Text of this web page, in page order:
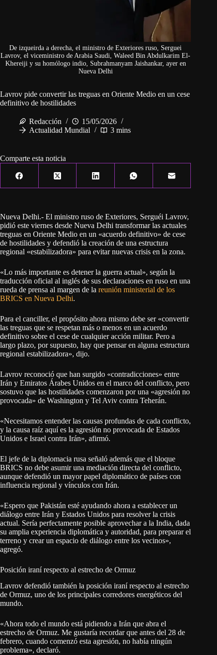
De izqueirda a derecha, el ministro de Exteriores ruso, Serguei
Lavrov, el viceministro de Arabia Saudi, Waleed Bin Abdulkarim El-
Khereiji y su homólogo indio, Subrahmanyam Jaishankar, ayer en
Nueva Delhi
Lavrov pide convertir las treguas en Oriente Medio en un cese
definitivo de hostilidades
Redacción
15/05/2026
Actualidad Mundial
3 mins
Comparte esta noticia
Nueva Delhi.- El ministro ruso de Exteriores, Serguéi Lavrov,
pidió este viernes desde Nueva Delhi transformar las actuales
treguas en Oriente Medio en un «acuerdo definitivo» de cese
de hostilidades y defendió la creación de una estructura
regional «estabilizadora» para evitar nuevas crisis en la zona.
«Lo más importante es detener la guerra actual», según la
traducción oficial al inglés de sus declaraciones en ruso en una
rueda de prensa al margen de la reunión ministerial de los
BRICS en Nueva Delhi.
Para el canciller, el propósito ahora mismo debe ser «convertir
las treguas que se respetan más o menos en un acuerdo
definitivo sobre el cese de cualquier acción militar. Pero a
largo plazo, por supuesto, hay que pensar en alguna estructura
regional estabilizadora», dijo.
Lavrov reconoció que han surgido «contradicciones» entre
Irán y Emiratos Árabes Unidos en el marco del conflicto, pero
sostuvo que las hostilidades comenzaron por una «agresión no
provocada» de Washington y Tel Aviv contra Teherán.
«Necesitamos entender las causas profundas de cada conflicto,
y la causa raíz aquí es la agresión no provocada de Estados
Unidos e Israel contra Irán», afirmó.
El jefe de la diplomacia rusa señaló además que el bloque
BRICS no debe asumir una mediación directa del conflicto,
aunque defendió un mayor papel diplomático de países con
influencia regional y vínculos con Irán.
«Espero que Pakistán esté ayudando ahora a establecer un
diálogo entre Irán y Estados Unidos para resolver la crisis
actual. Sería perfectamente posible aprovechar a la India, dada
su amplia experiencia diplomática y autoridad, para preparar el
terreno y crear un espacio de diálogo entre los vecinos»,
agregó.
Posición iraní respecto al estrecho de Ormuz
Lavrov defendió también la posición iraní respecto al estrecho
de Ormuz, uno de los principales corredores energéticos del
mundo.
«Ahora todo el mundo está pidiendo a Irán que abra el
estrecho de Ormuz. Me gustaría recordar que antes del 28 de
febrero, cuando comenzó esta agresión, no había ningún
problema», declaró.